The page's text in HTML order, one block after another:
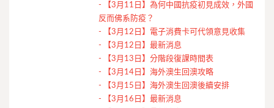
-
【3月11日】為何中國抗疫初見成效，外國
反而佛系防疫？
-
【3月12日】電子消費卡可代領意見收集
-
【3月12日】最新消息
-
【3月13日】分階段復課時間表
-
【3月14日】海外澳生回澳攻略
-
【3月15日】海外澳生回澳後續安排
-
【3月16日】最新消息